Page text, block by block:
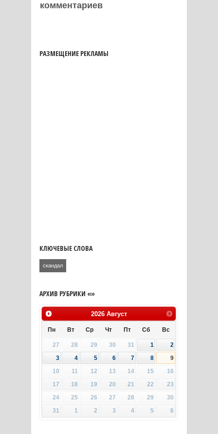
комментариев
РАЗМЕЩЕНИЕ РЕКЛАМЫ
КЛЮЧЕВЫЕ СЛОВА
скандал
АРХИВ РУБРИКИ «»
2026 Август
Пн Вт Ср Чт Пт Сб Вс
27 28 29 30 31 1
2
3
4 5 6 7 8
9
10
11 12 13 14 15
16
17
18 19 20 21 22
23
24
25 26 27 28 29
30
31
1 2 3 4 5 6